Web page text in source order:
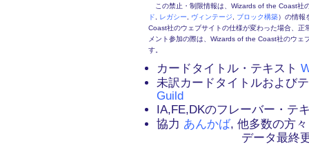
この禁止・制限情報は、Wizards of the Coast社
ド
レガシー ヴィンテージ ブロック構築）の情報
Coast社のウェブサイトの仕様が変わった場合、
メント参加の際は、Wizards of the Coast社のウェ
す。
カードタイトル・テキスト
未訳カードタイトルおよび
Guild
IA,FE,DKのフレーバー・テ
協力 あんかば, 他多数の方々
データ最終